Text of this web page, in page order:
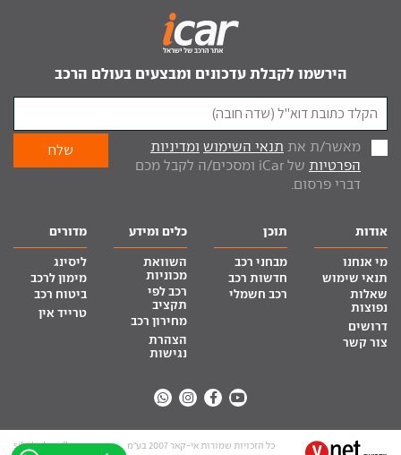
הירשמו לקבלת עדכונים ומבצעים בעולם הרכב
מאשר/ת את תנאי השימוש ומדיניות
הפרטיות
של iCar ומסכים/ה לקבל מכם
דברי פרסום.
אודות
מי אנחנו
תנאי שימוש
שאלות
נפוצות
דרושים
צור קשר
תוכן
מבחני רכב
חדשות רכב
רכב חשמלי
כלים ומידע
השוואת
מכוניות
רכב לפי
תקציב
מחירון רכב
הצהרת
נגישות
מדורים
ליסינג
מימון לרכב
ביטוח רכב
טרייד אין
כל הזכויות שמורות אי-קאר 2007 בע”מ site by tq.soft